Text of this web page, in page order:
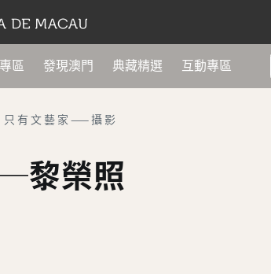
區 發現澳門 典藏精選 互動專區
只有文藝家——攝影
黎榮照